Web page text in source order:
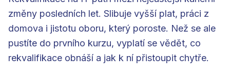
změny posledních let. Slibuje vyšší plat, práci z
domova i jistotu oboru, který poroste. Než se ale
pustíte do prvního kurzu, vyplatí se vědět, co
rekvalifikace obnáší a jak k ní přistoupit chytře.